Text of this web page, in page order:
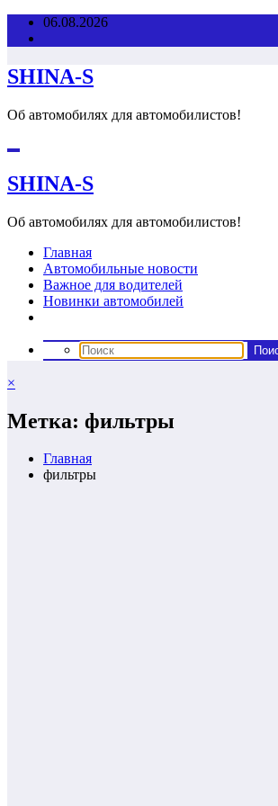
Перейти06.08.2026
SHINA-S
Об автомобилях для автомобилистов!
SHINA-S
Об автомобилях для автомобилистов!
Главная
Автомобильные новости
Важное для водителей
Новинки автомобилей
×
Метка: фильтры
Главная
фильтры